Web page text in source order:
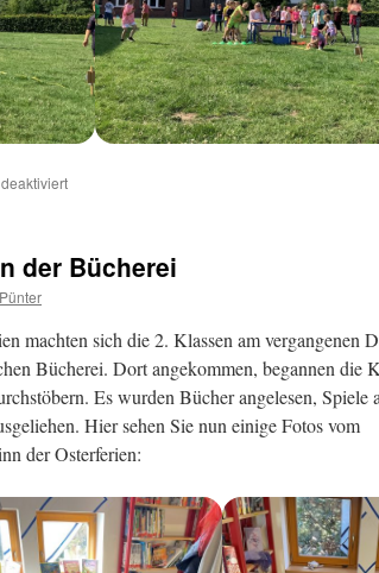
für
der Bücherei
machten sich die 2. Klassen am vergangenen
Bücherei. Dort angekommen, begannen die
Es wurden Bücher angelesen, Spiele
Hier sehen Sie nun einige Fotos vom
der Osterferien: